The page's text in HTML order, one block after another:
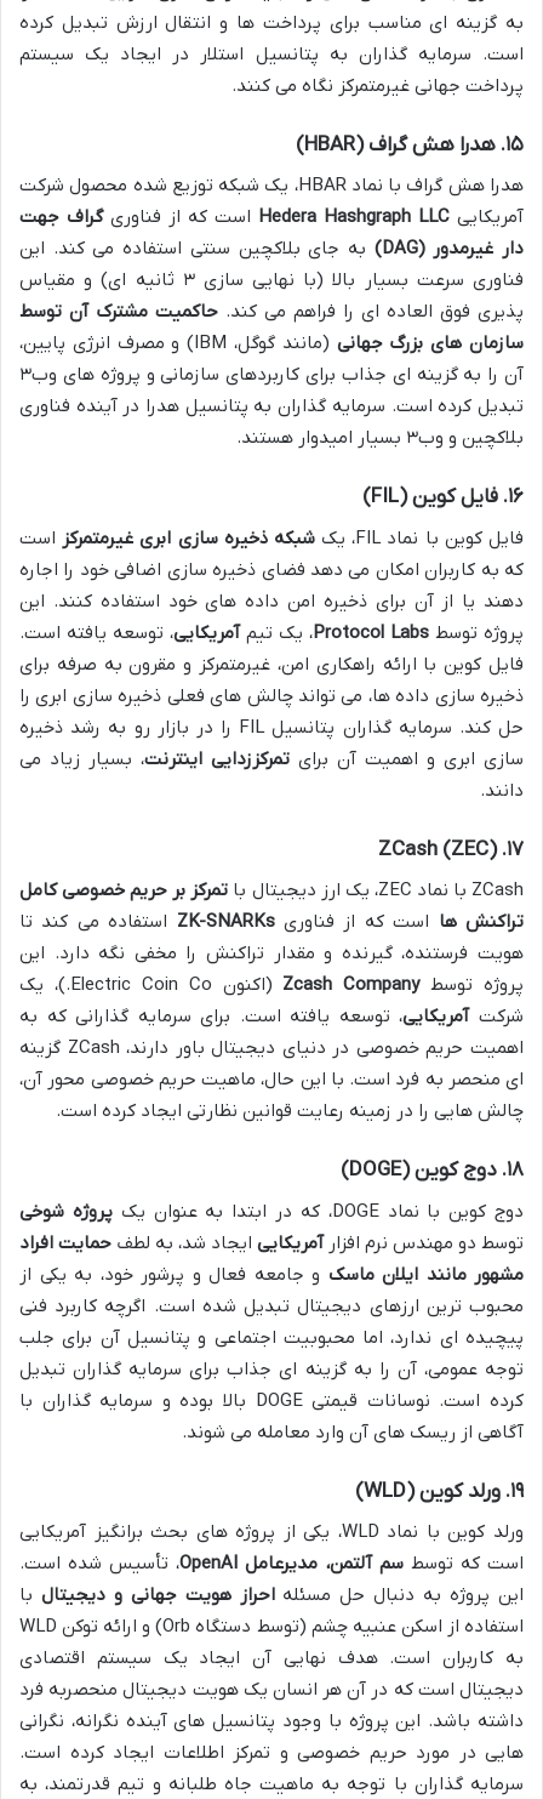
به گزینه ای مناسب برای پرداخت ها و انتقال ارزش تبدیل کرده
است. سرمایه گذاران به پتانسیل استلار در ایجاد یک سیستم
پرداخت جهانی غیرمتمرکز نگاه می کنند.
۱۵. هدرا هش گراف (HBAR)
هدرا هش گراف با نماد HBAR، یک شبکه توزیع شده محصول شرکت
آمریکایی Hedera Hashgraph LLC است که از فناوریگراف جهت
دار غیرمدور (DAG)
به جای بلاکچین سنتی استفاده می کند. این
فناوری سرعت بسیار بالا (با نهایی سازی ۳ ثانیه ای) و مقیاس
پذیری فوق العاده ای را فراهم می کند. حاکمیت مشترک آن توسط
سازمان های بزرگ جهانی
(مانند گوگل، IBM) و مصرف انرژی پایین،
آن را به گزینه ای جذاب برای کاربردهای سازمانی و پروژه های وب۳
تبدیل کرده است. سرمایه گذاران به پتانسیل هدرا در آینده فناوری
بلاکچین و وب۳ بسیار امیدوار هستند.
۱۶. فایل کوین (FIL)
فایل کوین با نماد FIL، یک شبکه ذخیره سازی ابری غیرمتمرکز است
که به کاربران امکان می دهد فضای ذخیره سازی اضافی خود را اجاره
دهند یا از آن برای ذخیره امن داده های خود استفاده کنند. این
پروژه توسط Protocol Labs، یک تیمآمریکایی، توسعه یافته است.
فایل کوین با ارائه راهکاری امن، غیرمتمرکز و مقرون به صرفه برای
ذخیره سازی داده ها، می تواند چالش های فعلی ذخیره سازی ابری را
حل کند. سرمایه گذاران پتانسیل FIL را در بازار رو به رشد ذخیره
سازی ابری و اهمیت آن برای تمرکززدایی اینترنت، بسیار زیاد می
دانند.
۱۷. ZCash (ZEC)
ZCash با نماد ZEC، یک ارز دیجیتال با
تمرکز بر حریم خصوصی کامل
تراکنش ها است که از فناوریZK-SNARKs استفاده می کند تا
هویت فرستنده، گیرنده و مقدار تراکنش را مخفی نگه دارد. این
پروژه توسطZcash Company
(اکنون Electric Coin Co.)، یک
شرکتآمریکایی، توسعه یافته است. برای سرمایه گذارانی که به
اهمیت حریم خصوصی در دنیای دیجیتال باور دارند، ZCash گزینه
ای منحصر به فرد است. با این حال، ماهیت حریم خصوصی محور آن،
چالش هایی را در زمینه رعایت قوانین نظارتی ایجاد کرده است.
۱۸. دوج کوین (DOGE)
دوج کوین با نماد DOGE، که در ابتدا به عنوان یک
پروژه شوخی
توسط دو مهندس نرم افزارآمریکایی ایجاد شد، به لطف حمایت افراد
مشهور مانند ایلان ماسک و جامعه فعال و پرشور خود، به یکی از
محبوب ترین ارزهای دیجیتال تبدیل شده است. اگرچه کاربرد فنی
پیچیده ای ندارد، اما محبوبیت اجتماعی و پتانسیل آن برای جلب
توجه عمومی، آن را به گزینه ای جذاب برای سرمایه گذاران تبدیل
کرده است. نوسانات قیمتی DOGE بالا بوده و سرمایه گذاران با
آگاهی از ریسک های آن وارد معامله می شوند.
۱۹. ورلد کوین (WLD)
ورلد کوین با نماد WLD، یکی از پروژه های بحث برانگیز آمریکایی
است که توسطسم آلتمن، مدیرعامل OpenAI
، تأسیس شده است.
این پروژه به دنبال حل مسئلهاحراز هویت جهانی و دیجیتال با
استفاده از اسکن عنبیه چشم (توسط دستگاه Orb) و ارائه توکن WLD
به کاربران است. هدف نهایی آن ایجاد یک سیستم اقتصادی
دیجیتال است که در آن هر انسان یک هویت دیجیتال منحصربه فرد
داشته باشد. این پروژه با وجود پتانسیل های آینده نگرانه، نگرانی
هایی در مورد حریم خصوصی و تمرکز اطلاعات ایجاد کرده است.
سرمایه گذاران با توجه به ماهیت جاه طلبانه و تیم قدرتمند، به